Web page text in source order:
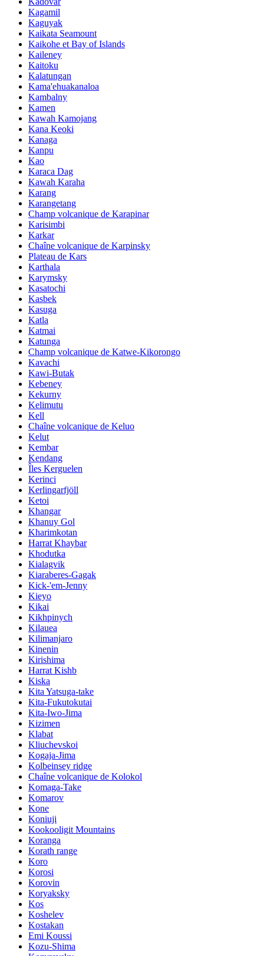
Kagamil
Kaguyak
Kaikata Seamount
Kaikohe et Bay of Islands
Kaileney
Kaitoku
Kalatungan
Kama'ehuakanaloa
Kambalny
Kamen
Kawah Kamojang
Kana Keoki
Kanaga
Kanpu
Kao
Karaca Dag
Kawah Karaha
Karang
Karangetang
Champ volcanique de Karapinar
Karisimbi
Karkar
Chaîne volcanique de Karpinsky
Plateau de Kars
Karthala
Karymsky
Kasatochi
Kasbek
Kasuga
Katla
Katmai
Katunga
Champ volcanique de Katwe-Kikorongo
Kavachi
Kawi-Butak
Kebeney
Kekurny
Kelimutu
Kell
Chaîne volcanique de Keluo
Kelut
Kembar
Kendang
Îles Kerguelen
Kerinci
Kerlingarfjöll
Ketoi
Khangar
Khanuy Gol
Kharimkotan
Harrat Khaybar
Khodutka
Kialagvik
Kiaraberes-Gagak
Kick-'em-Jenny
Kieyo
Kikai
Kikhpinych
Kilauea
Kilimanjaro
Kinenin
Kirishima
Harrat Kishb
Kiska
Kita Yatsuga-take
Kita-Fukutokutai
Kita-Iwo-Jima
Kizimen
Klabat
Kliuchevskoi
Kogaja-Jima
Kolbeinsey ridge
Chaîne volcanique de Kolokol
Komaga-Take
Komarov
Kone
Koniuji
Kookooligit Mountains
Koranga
Korath range
Koro
Korosi
Korovin
Koryaksky
Kos
Koshelev
Kostakan
Emi Koussi
Kozu-Shima